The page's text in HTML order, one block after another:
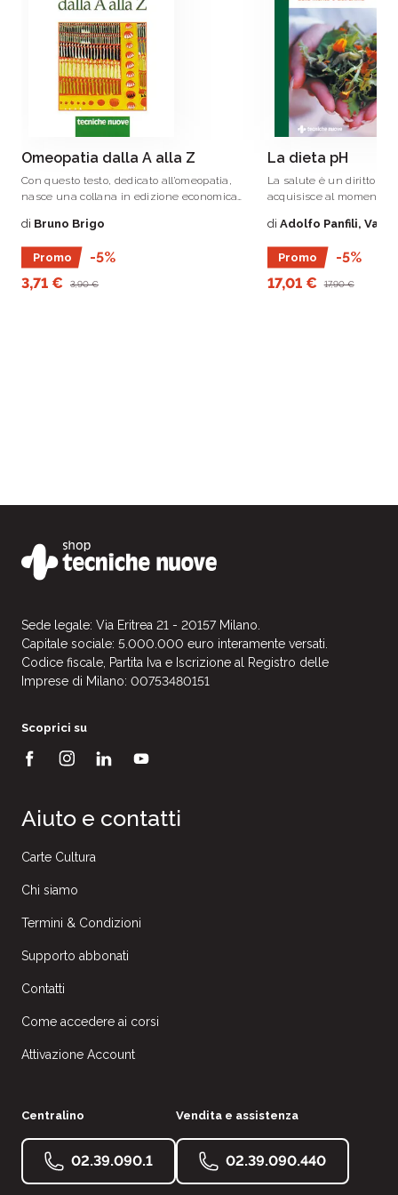
Omeopatia dalla A alla Z
Con questo testo, dedicato all’omeopatia,
nasce una collana in edizione economica
numerose forme della medicina.
di Bruno Brigo
Promo
-5%
3,71 €
3,90 €
La dieta pH
La salute è un diritto che
acquisisce al momento
essenziali di
volume gli autori sono
sintetizzare nella
di Adolfo Panfili,
Promo
-5%
17,01 €
17,90 €
Sede legale: Via Eritrea 21 - 20157 Milano.
Capitale sociale: 5.000.000 euro interamente versati.
Codice fiscale, Partita Iva e Iscrizione al Registro delle
Imprese di Milano: 00753480151
Scoprici su
Aiuto e contatti
Carte Cultura
Chi siamo
Termini & Condizioni
Supporto abbonati
Contatti
Come accedere ai corsi
Attivazione Account
Centralino
02.39.090.1
Vendita e assistenza
02.39.090.440